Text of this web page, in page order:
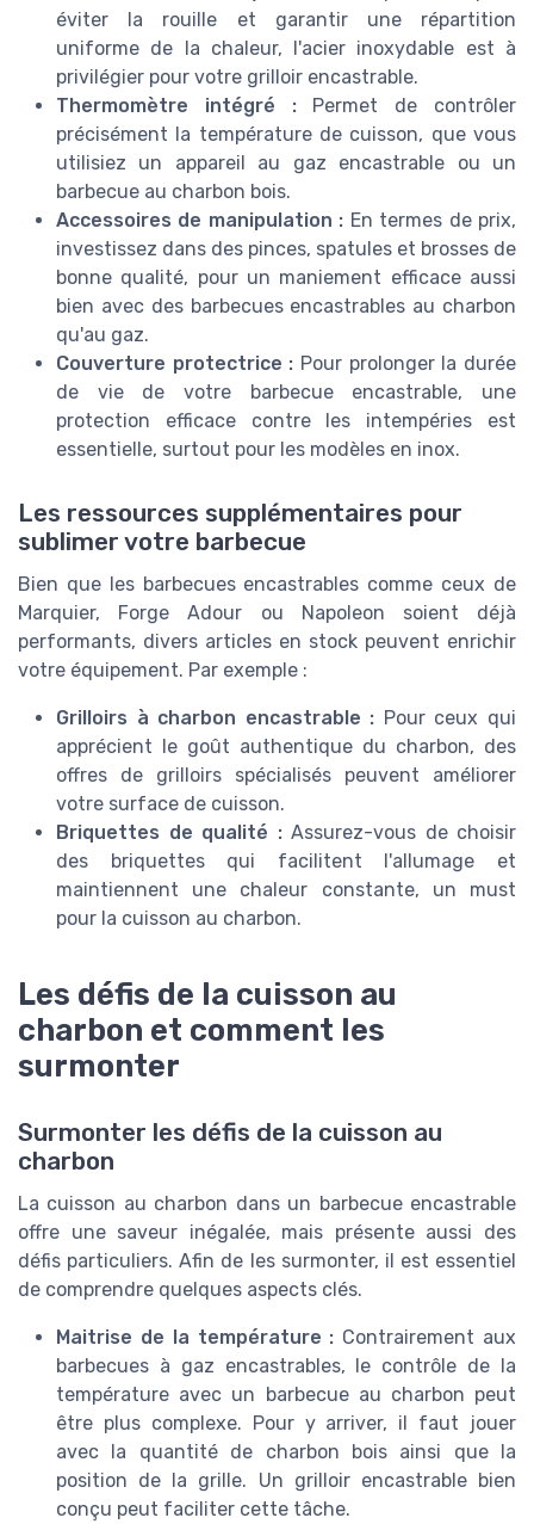
éviter la rouille et garantir une répartition
uniforme de la chaleur, l'acier inoxydable est à
privilégier pour votre grilloir encastrable.
Thermomètre intégré :Permet de contrôler
précisément la température de cuisson, que vous
utilisiez un appareil au gaz encastrable ou un
barbecue au charbon bois.
Accessoires de manipulation : En termes de prix,
investissez dans des pinces, spatules et brosses de
bonne qualité, pour un maniement efficace aussi
bien avec des barbecues encastrables au charbon
qu'au gaz.
Couverture protectrice : Pour prolonger la durée
de vie de votre barbecue encastrable, une
protection efficace contre les intempéries est
essentielle, surtout pour les modèles en inox.
Les ressources supplémentaires pour
sublimer votre barbecue
Bien que les barbecues encastrables comme ceux de
Marquier, Forge Adour ou Napoleon soient déjà
performants, divers articles en stock peuvent enrichir
votre équipement. Par exemple :
Grilloirs à charbon encastrable : Pour ceux qui
apprécient le goût authentique du charbon, des
offres de grilloirs spécialisés peuvent améliorer
votre surface de cuisson.
Briquettes de qualité :Assurez-vous de choisir
des briquettes qui facilitent l'allumage et
maintiennent une chaleur constante, un must
pour la cuisson au charbon.
Les défis de la cuisson au
charbon et comment les
surmonter
Surmonter les défis de la cuisson au
charbon
La cuisson au charbon dans un barbecue encastrable
offre une saveur inégalée, mais présente aussi des
défis particuliers. Afin de les surmonter, il est essentiel
de comprendre quelques aspects clés.
Maitrise de la température : Contrairement aux
barbecues à gaz encastrables, le contrôle de la
température avec un barbecue au charbon peut
être plus complexe. Pour y arriver, il faut jouer
avec la quantité de charbon bois ainsi que la
position de la grille. Un grilloir encastrable bien
conçu peut faciliter cette tâche.